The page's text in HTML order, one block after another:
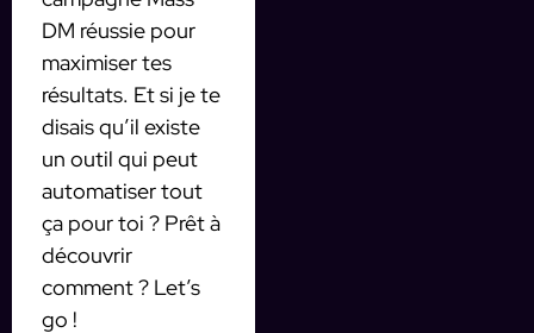
DM réussie pour
maximiser tes
résultats. Et si je te
disais qu’il existe
un outil qui peut
automatiser tout
ça pour toi ? Prêt à
découvrir
comment ? Let’s
go !